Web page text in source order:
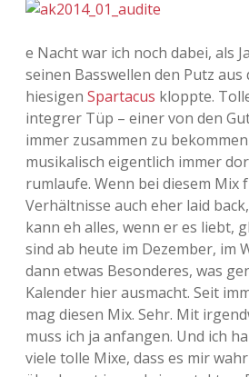
Kopfkinomusik
Nur mal so
Täglicher
Visuelles
Wandnotizen
Adventskalender
Adventskalender
Adventskalender
Adventskalender
Adventskalender
Adventskalender
Adventskalender
Adventskalender
Adventskalender
facebook
e Nacht war ich noch dabei, als
seinen Basswellen den Putz aus
hiesigen Spartacus kloppte.
integrer Tüp – einer von den
immer zusammen zu
musikalisch eigentlich immer
rumlaufe. Wenn bei diesem Mix
Verhältnisse auch eher laid
kann eh alles, wenn er es liebt,
sind ab heute im Dezember, im
dann etwas Besonderes, was
Kalender hier ausmacht. Seit
mag diesen Mix. Sehr. Mit
muss ich ja anfangen. Und ich
viele tolle Mixe, dass es mir